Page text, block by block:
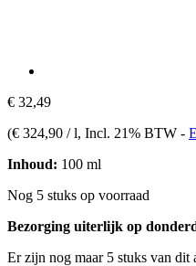
€ 32,49
(€ 324,90 / l, Incl. 21% BTW -
Inhoud: 100 ml
Nog 5 stuks op voorraad
Bezorging uiterlijk op
Er zijn nog maar 5 stuks van